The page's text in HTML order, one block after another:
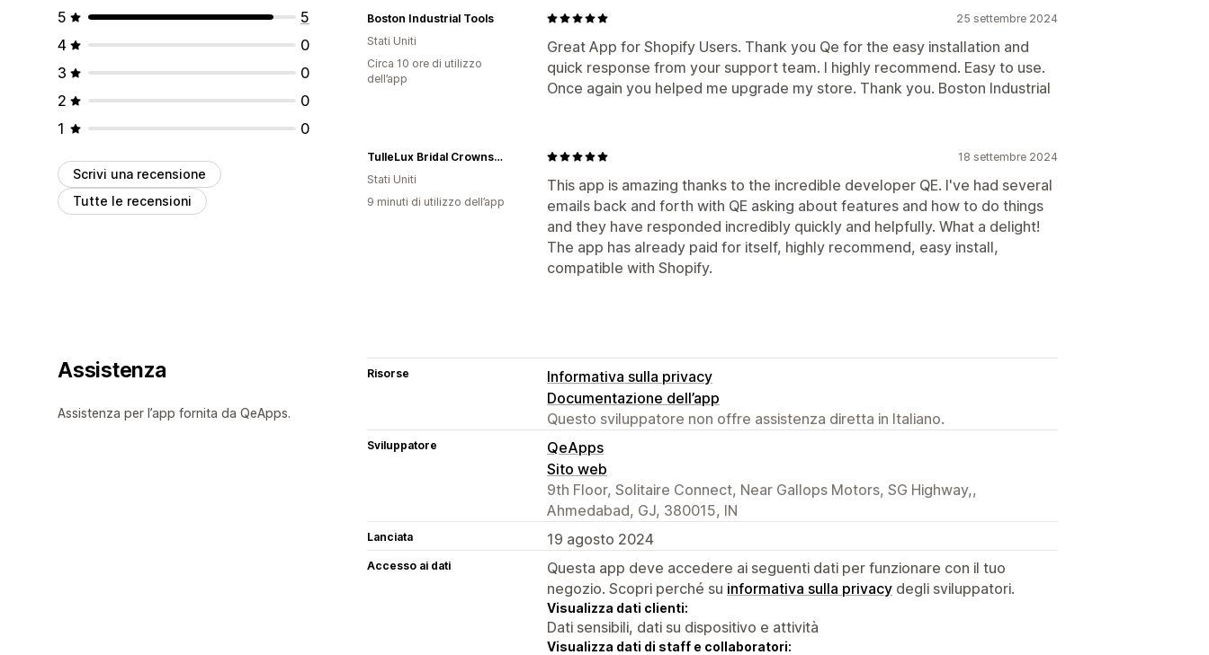
5
5
4
0
3
0
2
0
1
0
Scrivi una recensione
Tutte le recensioni
25 settembre 2024
Great App for Shopify Users. Thank you Qe for the easy installation and
quick response from your support team. I highly recommend. Easy to use.
Once again you helped me upgrade my store. Thank you. Boston Industrial
Boston Industrial Tools
Stati Uniti
Circa 10 ore di utilizzo
dell’app
18 settembre 2024
This app is amazing thanks to the incredible developer QE. I've had several
emails back and forth with QE asking about features and how to do things
and they have responded incredibly quickly and helpfully. What a delight!
The app has already paid for itself, highly recommend, easy install,
compatible with Shopify.
TulleLux Bridal Crowns & Accessories
Stati Uniti
9 minuti di utilizzo dell’app
Assistenza
Assistenza per l’app fornita da QeApps.
Risorse
Informativa sulla privacy
Documentazione dell’app
Questo sviluppatore non offre assistenza diretta in Italiano.
Sviluppatore
QeApps
Sito web
9th Floor, Solitaire Connect, Near Gallops Motors, SG Highway,,
Ahmedabad, GJ, 380015, IN
Lanciata 19 agosto 2024
Accesso ai dati
Questa app deve accedere ai seguenti dati per funzionare con il tuo
negozio. Scopri perché su informativa sulla privacy degli sviluppatori.
Visualizza dati clienti:
Dati sensibili, dati su dispositivo e attività
Visualizza dati di staff e collaboratori: